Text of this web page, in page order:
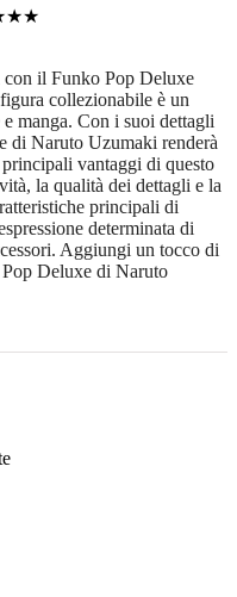
il Funko Pop Deluxe
collezionabile è un
manga. Con i suoi dettagli
di Naruto Uzumaki renderà
vantaggi di questo
la qualità dei dettagli e la
principali di
determinata di
Aggiungi un tocco di
Deluxe di Naruto